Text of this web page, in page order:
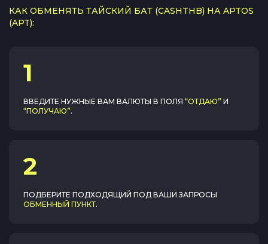
КАК ОБМЕНЯТЬ ТАЙСКИЙ БАТ (CASHTHB) НА APTOS
(APT):
1
ВВЕДИТЕ НУЖНЫЕ ВАМ ВАЛЮТЫ В ПОЛЯ “ОТДАЮ” И
“ПОЛУЧАЮ”.
2
ПОДБЕРИТЕ ПОДХОДЯЩИЙ ПОД ВАШИ ЗАПРОСЫ
ОБМЕННЫЙ ПУНКТ.